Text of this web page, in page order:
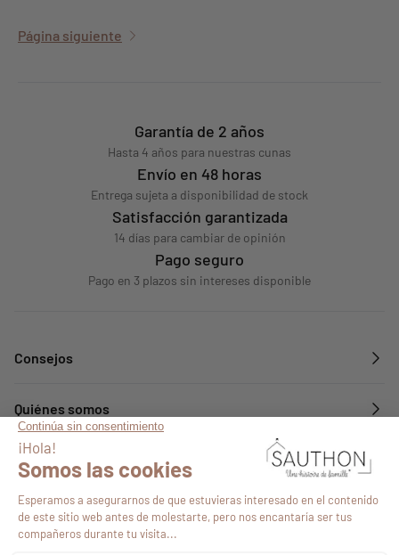
Página siguiente
Garantía de 2 años
Hasta 4 años para nuestras cunas
Envío en 48 horas
Entrega sujeta a disponibilidad de stock
Satisfacción garantizada
14 días para cambiar de opinión
Pago seguro
Pago en 3 plazos sin intereses disponible
Consejos
Quiénes somos
Servicios
Síguenos en